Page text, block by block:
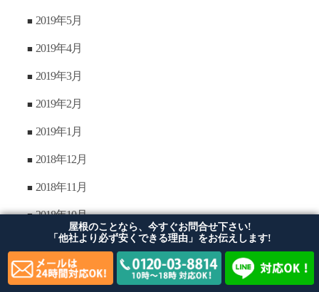
2019年5月
2019年4月
2019年3月
2019年2月
2019年1月
2018年12月
2018年11月
2018年10月
2018年9月
2018年8月
屋根のことなら、今すぐお問合せ下さい!
「他社より必ず安くできる理由」をお伝えします!